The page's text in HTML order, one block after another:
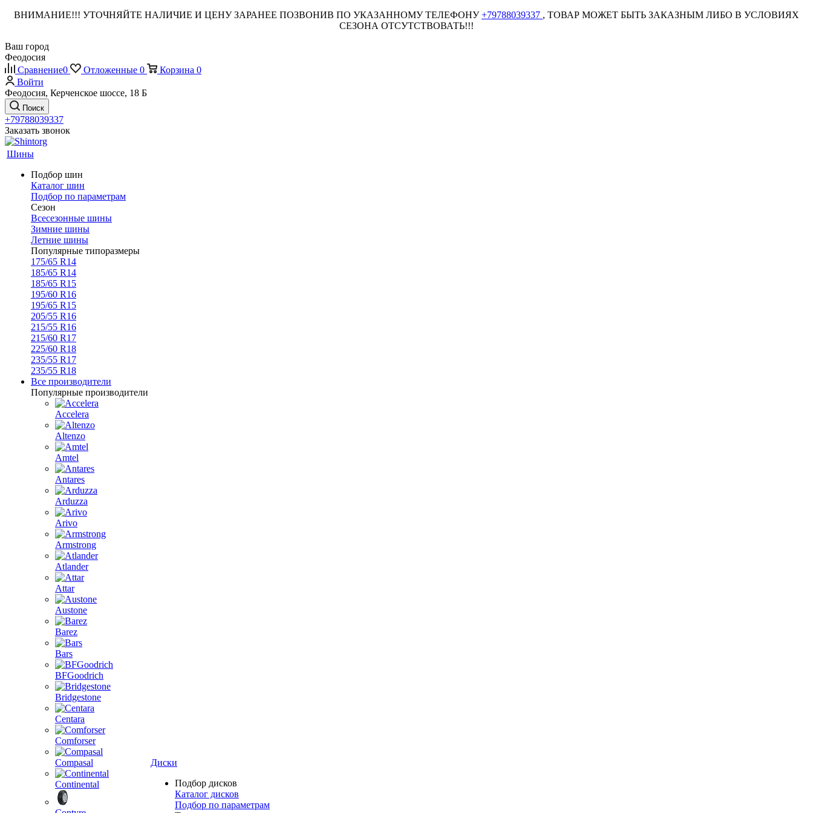
ВНИМАНИЕ!!! УТОЧНЯЙТЕ НАЛИЧИЕ И ЦЕНУ ЗАРАНЕЕ ПОЗВОНИВ ПО УКАЗАННОМУ ТЕЛЕФОНУ+79788039337 , ТОВАР МОЖЕТ БЫТЬ ЗАКАЗНЫМ ЛИБО В УСЛОВИЯХ
СЕЗОНА ОТСУТСТВОВАТЬ!!!
Ваш город
Феодосия
Сравнение0 Отложенные 0 Корзина 0
Войти
Феодосия, Керченское шоссе, 18 Б
Поиск
+79788039337
Заказать звонок
Шины
Подбор шин
Каталог шин
Подбор по параметрам
Сезон
Всесезонные шины
Зимние шины
Летние шины
Популярные типоразмеры
175/65 R14
185/65 R14
185/65 R15
195/60 R16
195/65 R15
205/55 R16
215/55 R16
215/60 R17
225/60 R18
235/55 R17
235/55 R18
Все производители
Популярные производители
Accelera
Altenzo
Amtel
Antares
Arduzza
Arivo
Armstrong
Atlander
Attar
Austone
Barez
Bars
BFGoodrich
Bridgestone
Centara
Comforser
Compasal
Continental
Диски
Подбор дисков
Каталог дисков
Подбор по параметрам